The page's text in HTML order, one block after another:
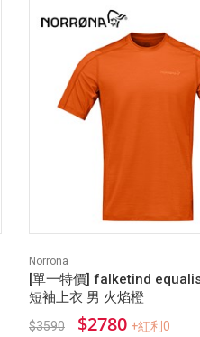
Norrona
[單一特價] falketind
短袖上衣 男 火焰橙
$3590 $2780 +紅利0